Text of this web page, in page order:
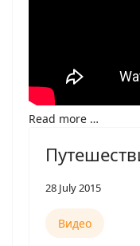
Read more …
28 July 2015
Видео